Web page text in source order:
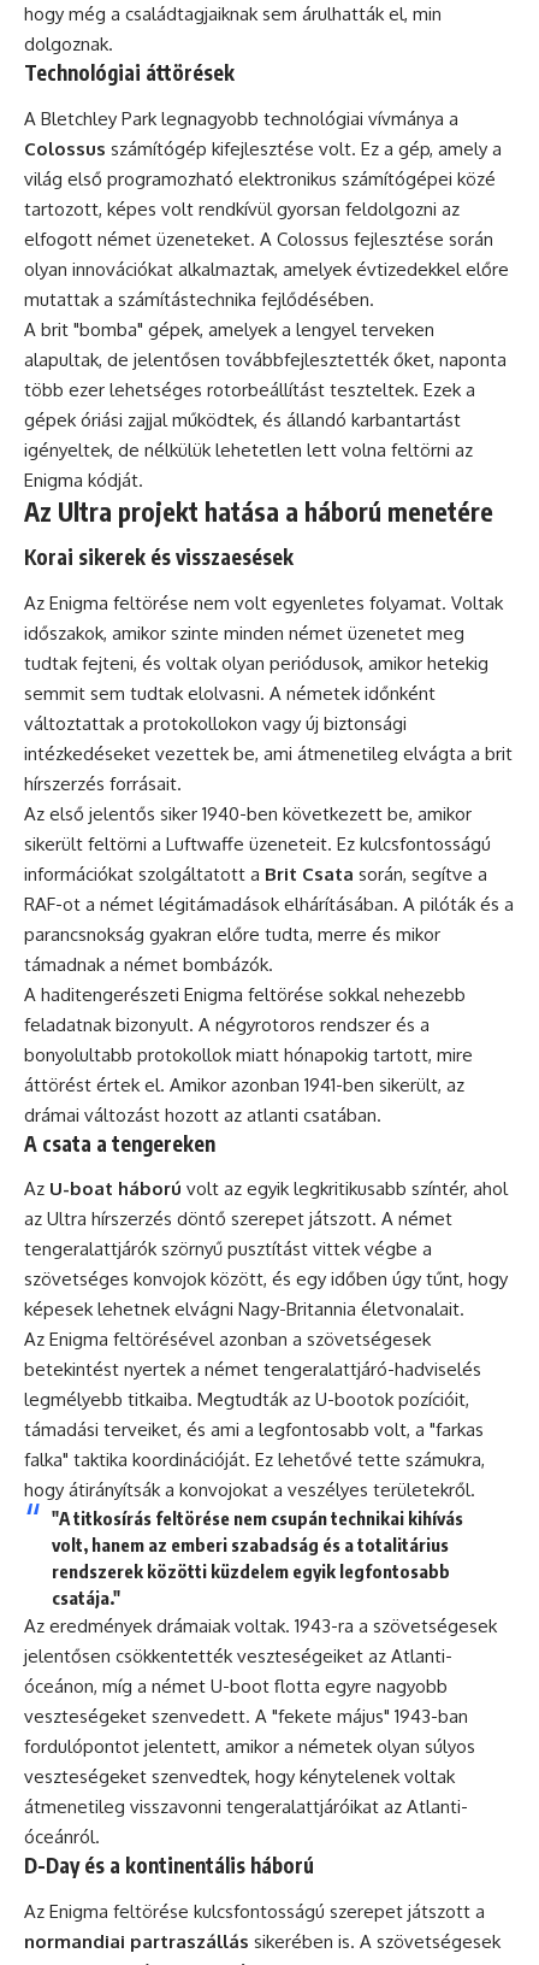
hogy még a családtagjaiknak sem árulhatták el, min
dolgoznak.
Technológiai áttörések
A Bletchley Park legnagyobb technológiai vívmánya a
Colossus számítógép kifejlesztése volt. Ez a gép, amely a
világ első programozható elektronikus számítógépei közé
tartozott, képes volt rendkívül gyorsan feldolgozni az
elfogott német üzeneteket. A Colossus fejlesztése során
olyan innovációkat alkalmaztak, amelyek évtizedekkel előre
mutattak a számítástechnika fejlődésében.
A brit "bomba" gépek, amelyek a lengyel terveken
alapultak, de jelentősen továbbfejlesztették őket, naponta
több ezer lehetséges rotorbeállítást teszteltek. Ezek a
gépek óriási zajjal működtek, és állandó karbantartást
igényeltek, de nélkülük lehetetlen lett volna feltörni az
Enigma kódját.
Az Ultra projekt hatása a háború menetére
Korai sikerek és visszaesések
Az Enigma feltörése nem volt egyenletes folyamat. Voltak
időszakok, amikor szinte minden német üzenetet meg
tudtak fejteni, és voltak olyan periódusok, amikor hetekig
semmit sem tudtak elolvasni. A németek időnként
változtattak a protokollokon vagy új biztonsági
intézkedéseket vezettek be, ami átmenetileg elvágta a brit
hírszerzés forrásait.
Az első jelentős siker 1940-ben következett be, amikor
sikerült feltörni a Luftwaffe üzeneteit. Ez kulcsfontosságú
információkat szolgáltatott a Brit Csata során, segítve a
RAF-ot a német légitámadások elhárításában. A pilóták és a
parancsnokság gyakran előre tudta, merre és mikor
támadnak a német bombázók.
A haditengerészeti Enigma feltörése sokkal nehezebb
feladatnak bizonyult. A négyrotoros rendszer és a
bonyolultabb protokollok miatt hónapokig tartott, mire
áttörést értek el. Amikor azonban 1941-ben sikerült, az
drámai változást hozott az atlanti csatában.
A csata a tengereken
Az U-boat háború volt az egyik legkritikusabb színtér, ahol
az Ultra hírszerzés döntő szerepet játszott. A német
tengeralattjárók szörnyű pusztítást vittek végbe a
szövetséges konvojok között, és egy időben úgy tűnt, hogy
képesek lehetnek elvágni Nagy-Britannia életvonalait.
Az Enigma feltörésével azonban a szövetségesek
betekintést nyertek a német tengeralattjáró-hadviselés
legmélyebb titkaiba. Megtudták az U-bootok pozícióit,
támadási terveiket, és ami a legfontosabb volt, a "farkas
falka" taktika koordinációját. Ez lehetővé tette számukra,
hogy átirányítsák a konvojokat a veszélyes területekről.
"A titkosírás feltörése nem csupán technikai kihívás
volt, hanem az emberi szabadság és a totalitárius
rendszerek közötti küzdelem egyik legfontosabb
csatája."
Az eredmények drámaiak voltak. 1943-ra a szövetségesek
jelentősen csökkentették veszteségeiket az Atlanti-
óceánon, míg a német U-boot flotta egyre nagyobb
veszteségeket szenvedett. A "fekete május" 1943-ban
fordulópontot jelentett, amikor a németek olyan súlyos
veszteségeket szenvedtek, hogy kénytelenek voltak
átmenetileg visszavonni tengeralattjáróikat az Atlanti-
óceánról.
D-Day és a kontinentális háború
Az Enigma feltörése kulcsfontosságú szerepet játszott a
normandiai partraszállás sikerében is. A szövetségesek